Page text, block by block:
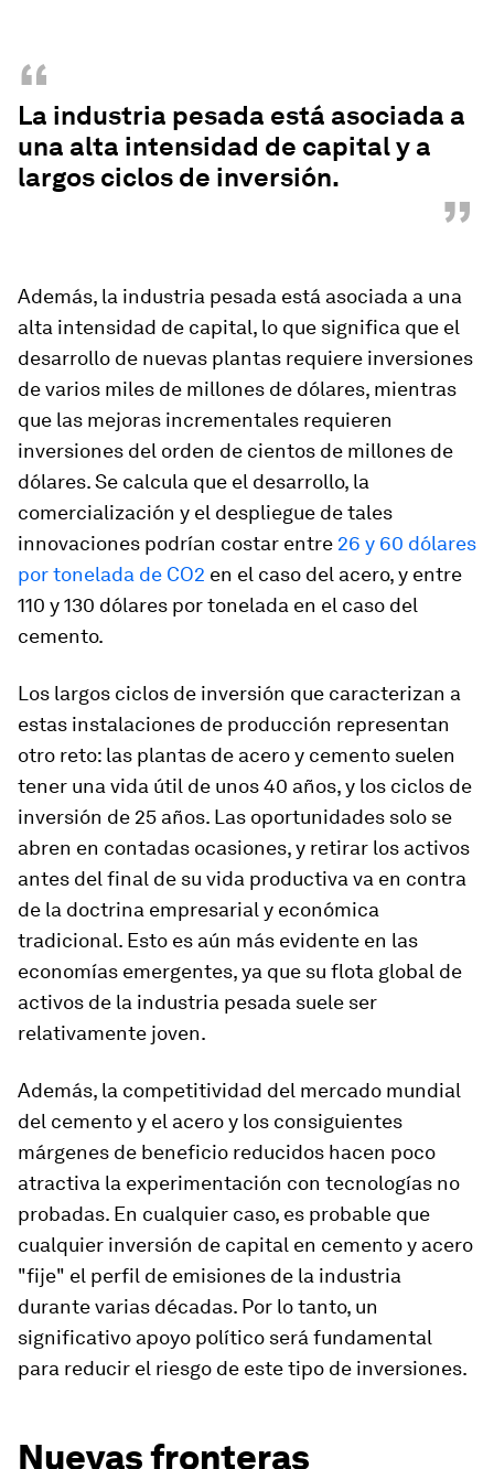
“
La industria pesada está asociada a
una alta intensidad de capital y a
largos ciclos de inversión.
”
Además, la industria pesada está asociada a una
alta intensidad de capital, lo que significa que el
desarrollo de nuevas plantas requiere inversiones
de varios miles de millones de dólares, mientras
que las mejoras incrementales requieren
inversiones del orden de cientos de millones de
dólares. Se calcula que el desarrollo, la
comercialización y el despliegue de tales
innovaciones podrían costar entre 26 y 60 dólares
por tonelada de CO2 en el caso del acero, y entre
110 y 130 dólares por tonelada en el caso del
cemento.
Los largos ciclos de inversión que caracterizan a
estas instalaciones de producción representan
otro reto: las plantas de acero y cemento suelen
tener una vida útil de unos 40 años, y los ciclos de
inversión de 25 años. Las oportunidades solo se
abren en contadas ocasiones, y retirar los activos
antes del final de su vida productiva va en contra
de la doctrina empresarial y económica
tradicional. Esto es aún más evidente en las
economías emergentes, ya que su flota global de
activos de la industria pesada suele ser
relativamente joven.
Además, la competitividad del mercado mundial
del cemento y el acero y los consiguientes
márgenes de beneficio reducidos hacen poco
atractiva la experimentación con tecnologías no
probadas. En cualquier caso, es probable que
cualquier inversión de capital en cemento y acero
"fije" el perfil de emisiones de la industria
durante varias décadas. Por lo tanto, un
significativo apoyo político será fundamental
para reducir el riesgo de este tipo de inversiones.
Nuevas fronteras